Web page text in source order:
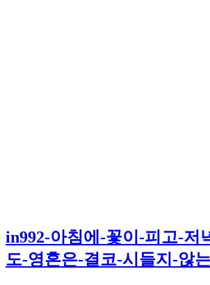
in992-아침에-꽃이-피고-저
도-영혼은-결코-시들지-않